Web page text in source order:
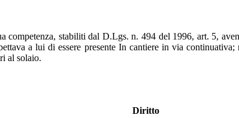
competenza, stabiliti dal D.Lgs. n. 494 del 1996, art. 5,
a lui di essere presente In cantiere in via
al solaio.
Diritto